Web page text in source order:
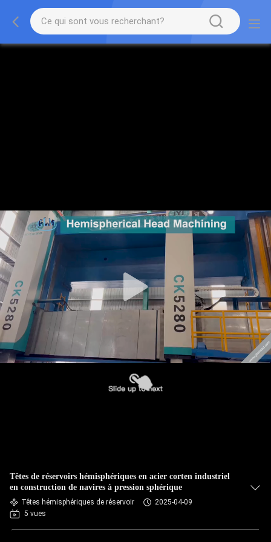
Têtes de réservoirs hémisphériques en acier corten industriel
en construction de navires à pression sphérique
Têtes hémisphériques de réservoir
2025-04-09
5 vues